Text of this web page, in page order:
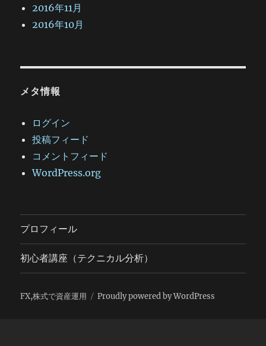
2016年11月
2016年10月
メタ情報
ログイン
投稿フィード
コメントフィード
WordPress.org
プロフィール
初心者講座（テクニカル分析）
FX,株式で資産運用 Proudly powered by WordPress